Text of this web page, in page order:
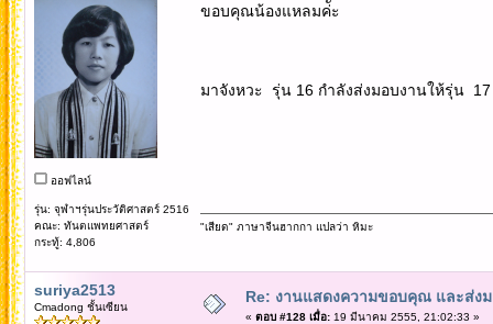
ออฟไลน์
รุ่น: จุฬาฯรุ่นประวัติศาสตร์ 2516
คณะ: ทันตแพทยศาสตร์
กระทู้: 4,806
ขอบคุณน้องแหลมค่ัะ
มาจังหวะ รุ่น 16 กำลังส่งมอบงานให้รุ่น
"เสียด" ภาษาจีนฮากกา แปลว่า หิมะ
suriya2513
Cmadong ชั้นเซียน
Re: งานแสดงความขอบคุณ และส่ง
« ตอบ #128 เมื่อ:19 มีนาคม 2555, 21:02:33 »